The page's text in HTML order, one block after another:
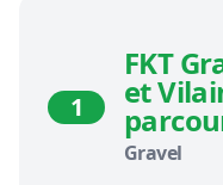
1
FKT
et
Gravel